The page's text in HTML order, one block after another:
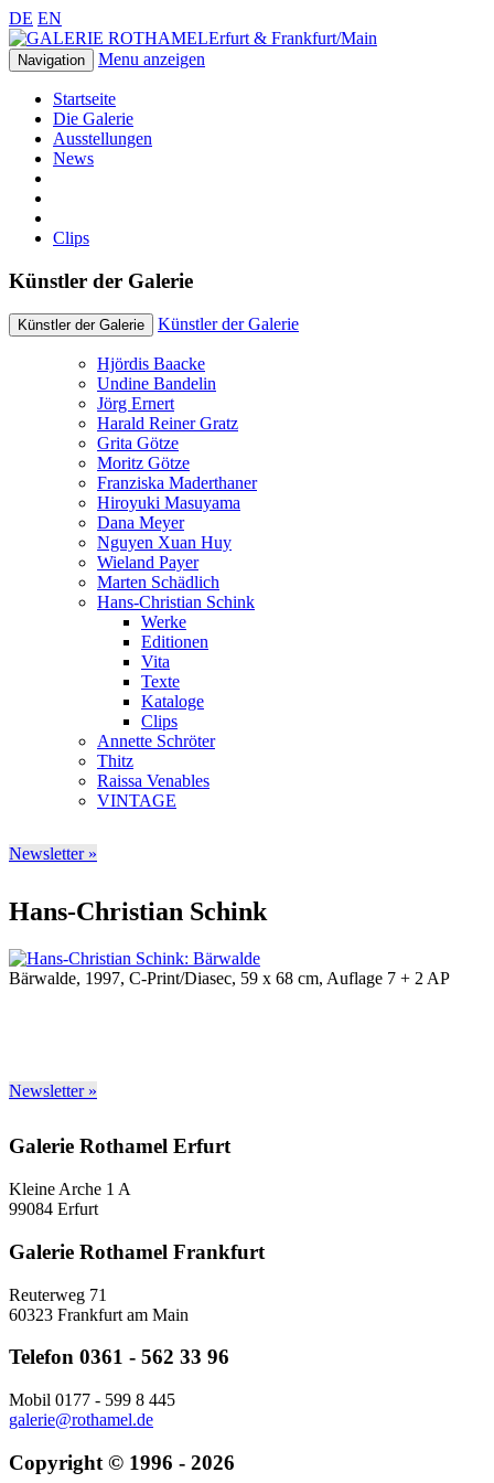
DE EN
Erfurt & Frankfurt/Main
Navigation Menu anzeigen
Startseite
Die Galerie
Ausstellungen
News
Clips
Künstler der Galerie
Künstler der Galerie Künstler der Galerie
Hjördis Baacke
Undine Bandelin
Jörg Ernert
Harald Reiner Gratz
Grita Götze
Moritz Götze
Franziska Maderthaner
Hiroyuki Masuyama
Dana Meyer
Nguyen Xuan Huy
Wieland Payer
Marten Schädlich
Hans-Christian Schink
Werke
Editionen
Vita
Texte
Kataloge
Clips
Annette Schröter
Thitz
Raissa Venables
VINTAGE
Newsletter »
Hans-Christian Schink
Bärwalde, 1997, C-Print/Diasec, 59 x 68 cm, Auflage 7 + 2 AP
Newsletter »
Galerie Rothamel Erfurt
Kleine Arche 1 A
99084 Erfurt
Galerie Rothamel Frankfurt
Reuterweg 71
60323 Frankfurt am Main
Telefon 0361 - 562 33 96
Mobil 0177 - 599 8 445
galerie@rothamel.de
Copyright © 1996 - 2026